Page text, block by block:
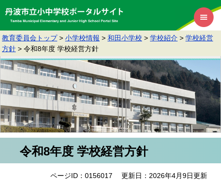
教育委員会トップ > 小学校情報 > 和田小学校 > 学校紹介 > 学校経営
方針 > 令和8年度 学校経営方針
令和8年度 学校経営方針
ページID：0156017
更新日：2026年4月9日更新